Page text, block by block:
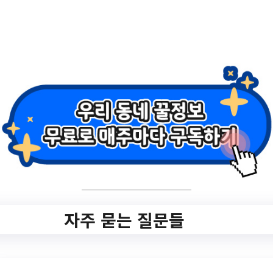
싸이클 [M-콘텐츠
페스티벌] 개최!
✅ 지원 소식 상세 보기 ▼
https://www.hometip.so/bridge/마포 신진예
페스티벌] 개최!/?
자주 묻는 질문들